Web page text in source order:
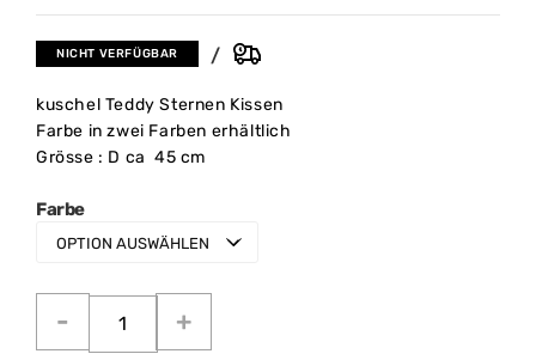
NICHT VERFÜGBAR
kuschel Teddy Sternen Kissen
Farbe in zwei Farben erhältlich
Grösse : D ca 45 cm
Farbe